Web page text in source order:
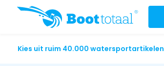
Kies uit ruim 40.000 watersportartikelen